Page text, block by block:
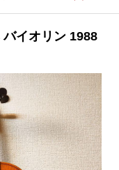
イオリン 1988